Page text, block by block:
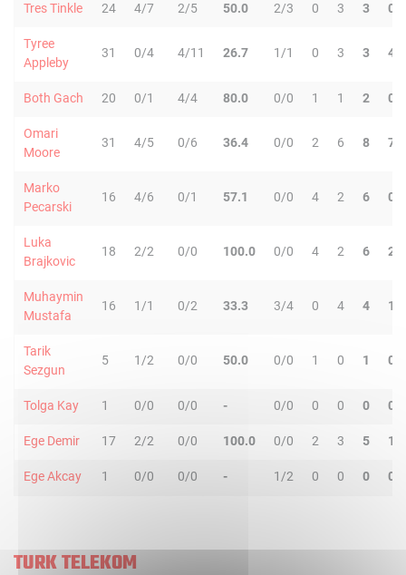
Tres Tinkle 24 4/7 2/5 50.0 2/3 0 3 3 0
Tyree
Appleby
31 0/4 4/11 26.7 1/1 0 3 3 4
Both Gach 20 0/1 4/4 80.0 0/0 1 1 2 0
Omari
Moore
31 4/5 0/6 36.4 0/0 2 6 8 7
Marko
Pecarski
16 4/6 0/1 57.1 0/0 4 2 6 0
Luka
Brajkovic
18 2/2 0/0 100.0 0/0 4 2 6 2
Muhaymin
Mustafa
16 1/1 0/2 33.3 3/4 0 4 4 1
Tarik
Sezgun
5 1/2 0/0 50.0 0/0 1 0 1 0
Tolga Kay 1 0/0 0/0 - 0/0 0 0 0 0
Ege Demir 17 2/2 0/0 100.0 0/0 2 3 5 1
Ege Akcay 1 0/0 0/0 - 1/2 0 0 0 0
TURK TELEKOM